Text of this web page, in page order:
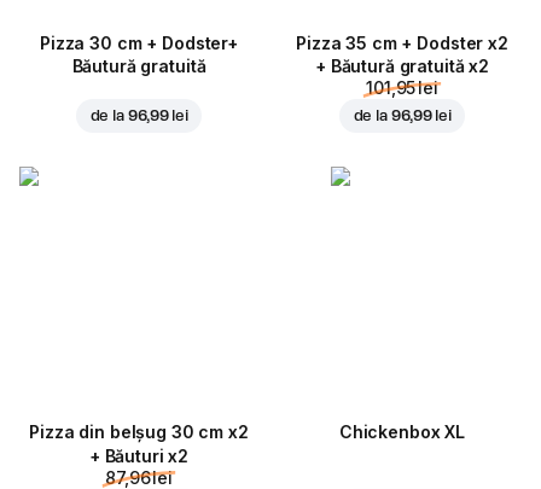
Pizza 30 cm + Dodster+
Băutură gratuită
de la 96,99 lei
Pizza 35 cm + Dodster x2
+ Băutură gratuită x2
101,95 lei
de la 96,99 lei
Pizza din belșug 30 cm x2
+ Băuturi x2
87,96 lei
Chickenbox XL